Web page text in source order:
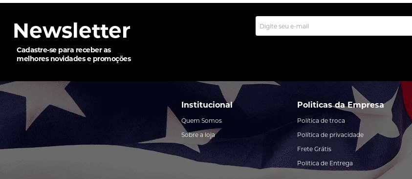
Newsletter
Cadastre-se para receber as
melhores novidades e promoções
Institucional
Quem Somos
Sobre a loja
Politicas da Empresa
Política de troca
Política de privacidade
Frete Grátis
Politica de Entrega